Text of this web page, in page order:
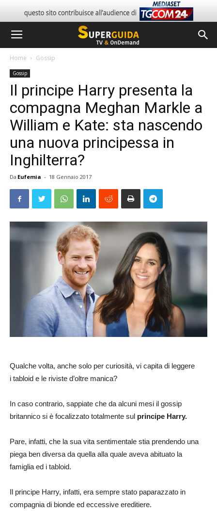
Home Gossip
Gossip
Il principe Harry presenta la
compagna Meghan Markle a
William e Kate: sta nascendo
una nuova principessa in
Inghilterra?
Da Eufemia - 18 Gennaio 2017
Qualche volta, anche solo per curiosità, vi capita di leggere
i tabloid e le riviste d’oltre manica?
In caso contrario, sappiate che da alcuni mesi il gossip
britannico si è focalizzato totalmente sul principe Harry.
Pare, infatti, che la sua vita sentimentale stia prendendo una
piega ben diversa da quella alla quale aveva abituato la
famiglia ed i tabloid.
Il principe Harry, infatti, era sempre stato paparazzato in
compagnia di bionde ed eccessive ereditiere.